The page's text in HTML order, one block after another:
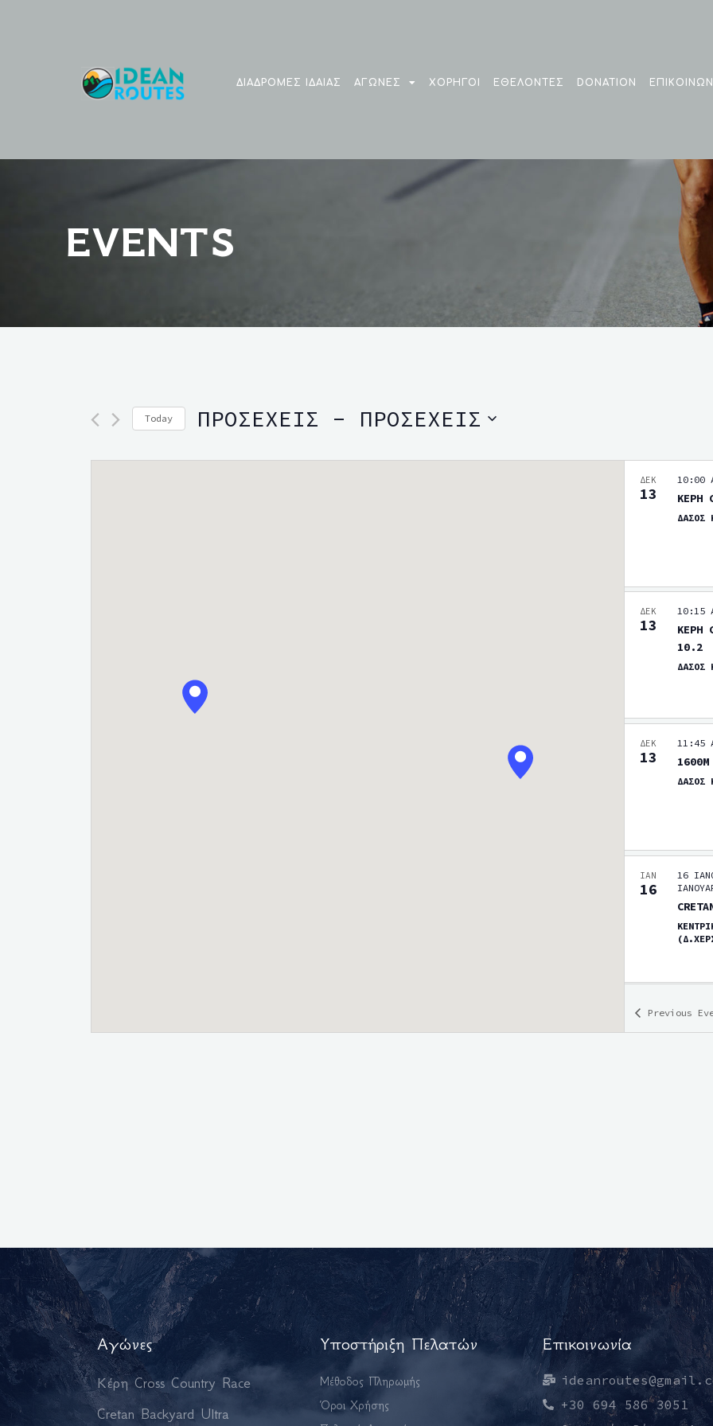
ΔΙΑΔΡΟΜΕΣ ΙΔΑΙΑΣ ΑΓΩΝΕΣ ΧΟΡΗΓΟΙ EΘΕΛΟΝΤΕΣ DONATION
EVENTS
Today ΠΡΟΣΕΧΕΙΣ - ΠΡΟΣΕΧΕΙΣ
date.
ΔΕΚ
13
10:00
ΚΕΡΗ
ΔΑΣΟΣ
ΔΕΚ
13
10:15
ΚΕΡΗ
10.2
ΔΑΣΟΣ
ΔΕΚ
13
11:45
ΔΑΣΟΣ
ΙΑΝ
16
16
Previous
Αγώνες
Κέρη Cross Country Race
Cretan Backyard Ultra
Υποστήριξη Πελατών
Μέθοδος Πληρωμής
Όροι Χρήσης
Επικοινωνία
+30 694 586 3051